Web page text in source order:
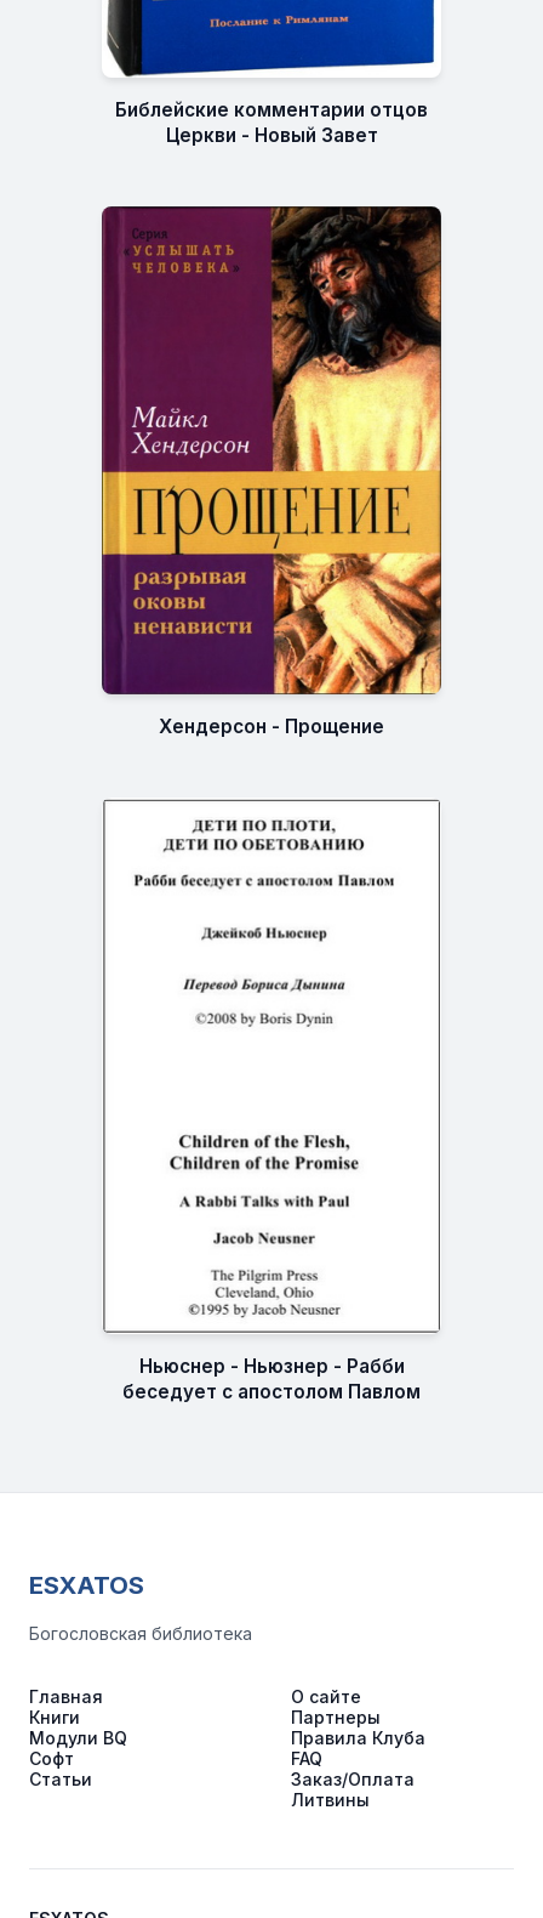
Библейские комментарии отцов
Церкви - Новый Завет
Хендерсон - Прощение
Ньюснер - Ньюзнер - Рабби
беседует с апостолом Павлом
ESXATOS
Богословская библиотека
Главная
Книги
Модули BQ
Софт
Статьи
О сайте
Партнеры
Правила Клуба
FAQ
Заказ/Оплата
Литвины